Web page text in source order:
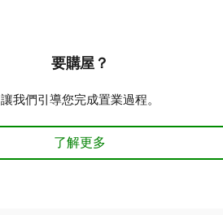
要購屋？
讓我們引導您完成置業過程。
打算購買房屋 了解更多
了解更多